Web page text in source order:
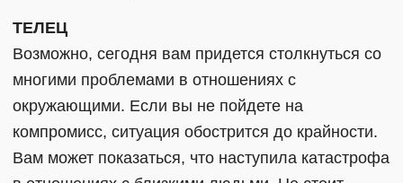
ТЕЛЕЦ
Возможно, сегодня вам придется столкнуться со
многими проблемами в отношениях с
окружающими. Если вы не пойдете на
компромисс, ситуация обострится до крайности.
Вам может показаться, что наступила катастрофа